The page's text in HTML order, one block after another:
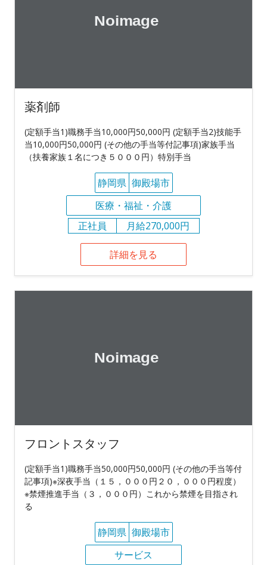
薬剤師
(定額手当1)職務手当10,000円50,000円 (定額手当2)技能手
当10,000円50,000円 (その他の手当等付記事項)家族手当
（扶養家族１名につき５０００円）特別手当
静岡県 御殿場市
医療・福祉・介護
正社員
月給270,000円
詳細を見る
フロントスタッフ
(定額手当1)職務手当50,000円50,000円 (その他の手当等付
記事項)※深夜手当（１５，０００円２０，０００円程度）
※禁煙推進手当（３，０００円）これから禁煙を目指され
る
静岡県 御殿場市
サービス